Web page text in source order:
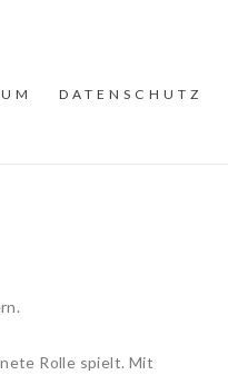
DATENSCHUTZ
Rolle spielt. Mit